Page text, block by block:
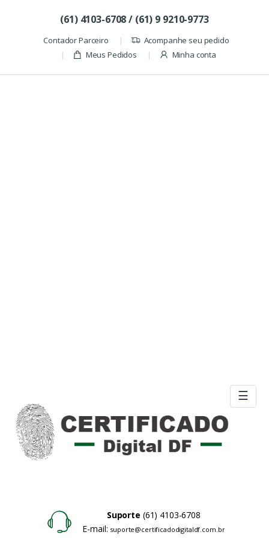
(61) 4103-6708 / (61) 9 9210-9773
Contador Parceiro
Acompanhe seu pedido
Meus Pedidos
Minha conta
☰
Suporte (61) 4103-6708
E-mail: suporte@certificadodigitaldf.com.br